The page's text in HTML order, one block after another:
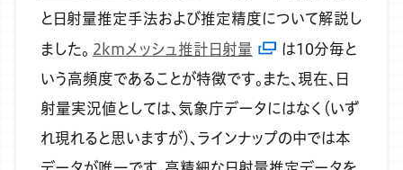
と日射量推定手法および推定精度について解説し
ました。 2kmメッシュ推計日射量
は10分毎と
いう高頻度であることが特徴です。また、現在、日
射量実況値としては、気象庁データにはなく（いず
れ現れると思いますが）、ラインナップの中では本